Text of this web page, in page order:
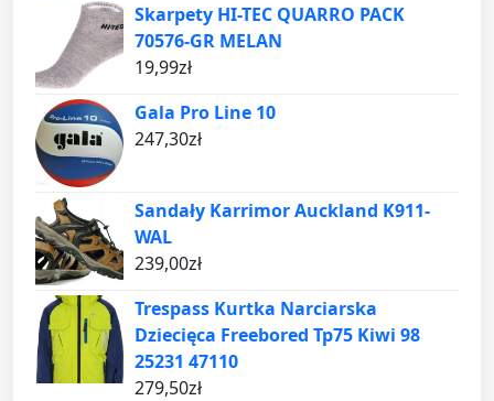
Skarpety HI-TEC QUARRO PACK
70576-GR MELAN
19,99zł
Gala Pro Line 10
247,30zł
Sandały Karrimor Auckland K911-
WAL
239,00zł
Trespass Kurtka Narciarska
Dziecięca Freebored Tp75 Kiwi 98
25231 47110
279,50zł